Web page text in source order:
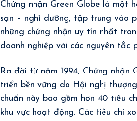
Chứng nhận Green Globe là một
sạn – nghỉ dưỡng, tập trung vào
những chứng nhận uy tín nhất
doanh nghiệp với các nguyên tắc
Ra đời từ năm 1994, Chứng
triển bền vững do Hội nghị
chuẩn này bao gồm hơn 40 tiêu
khu vực hoạt động. Các tiêu chí